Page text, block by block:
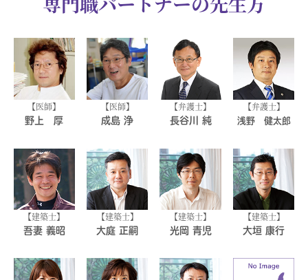
を提供いたします。
医師
野上 厚
医師
成島 浄
弁護士
長谷川 純
弁護士
浅野 健太郎
建築士
吾妻 義昭
建築士
大庭 正嗣
建築士
光岡 青児
建築士
大垣 康行